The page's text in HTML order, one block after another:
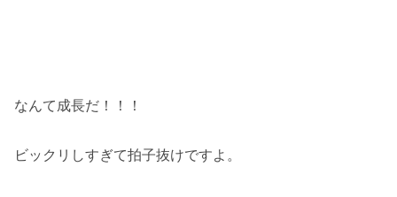
なんて成長だ！！！
ビックリしすぎて拍子抜けですよ。